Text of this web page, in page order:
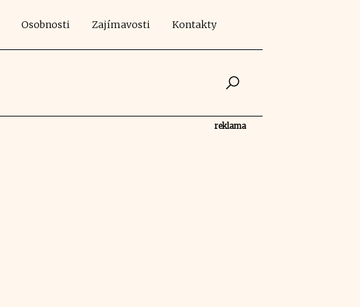
Osobnosti Zajímavosti Kontakty
reklama